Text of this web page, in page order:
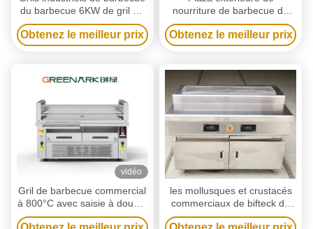
du barbecue 6KW de gril de
mollusques et crustacés
commerciaux de restaurant
Obtenez le meilleur prix
nourriture de barbecue de
gril de Tableau de restaurant
commercial électrique de
dessus
Obtenez le meilleur prix
vidéo
Gril de barbecue commercial
à 800°C avec saisie à double
zone
les mollusques et crustacés
commerciaux de bifteck de
chiche-kebab de gril de